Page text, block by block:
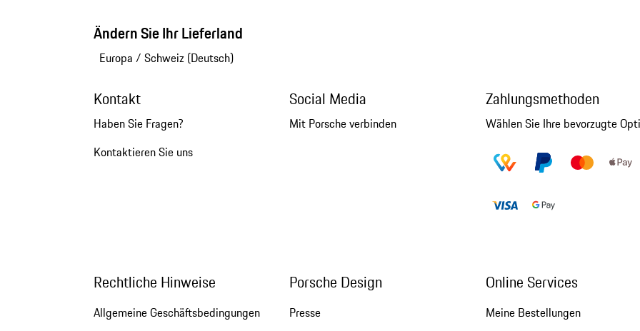
Ändern Sie Ihr Lieferland
Europa / Schweiz (Deutsch)
Kontakt
Haben Sie Fragen?
Kontaktieren Sie uns
Social Media
Mit Porsche verbinden
Zahlungsmethoden
Wählen Sie Ihre bevorzugte
Rechtliche Hinweise
Allgemeine Geschäftsbedingungen
Porsche Design
Presse
Online Services
Meine Bestellungen